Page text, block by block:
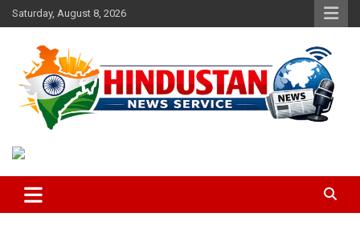
Skip
to
Saturday, August 8, 2026
Hindustan News Service